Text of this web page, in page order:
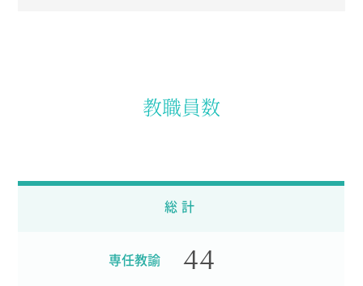
教職員数
総計
専任教諭 44